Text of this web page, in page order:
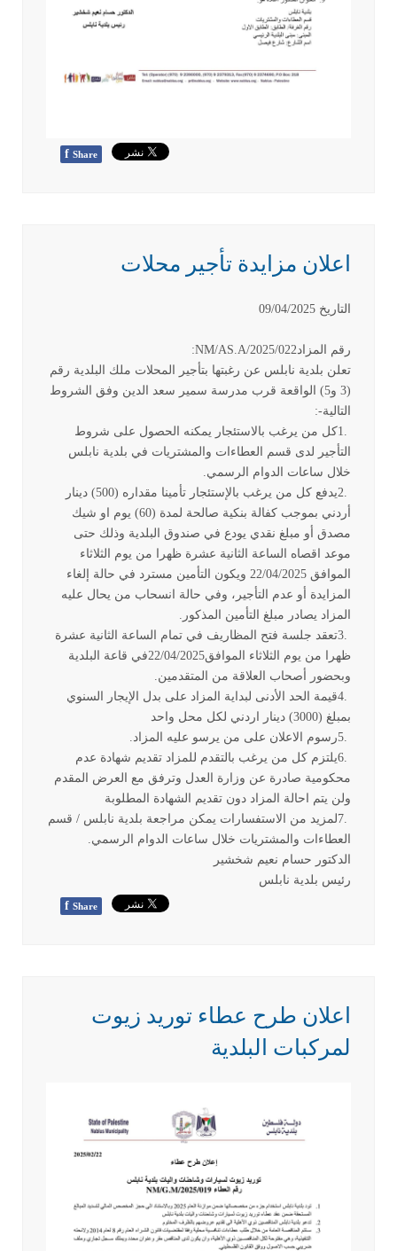
f Share
اعلان مزايدة تأجير محلات
التاريخ 09/04/2025
رقم المزاد :NM/AS.A/2025/022
تعلن بلدية نابلس عن رغبتها بتأجير المحلات ملك البلدية رقم
(3 و5) الواقعة قرب مدرسة سمير سعد الدين وفق الشروط
التالية:-
1.كل من يرغب بالاستئجار يمكنه الحصول على شروط
التأجير لدى قسم العطاءات والمشتريات في بلدية نابلس
خلال ساعات الدوام الرسمي
2.
يدفع كل من يرغب بالإستئجار تأمينا مقداره (500) دينار
أردني بموجب كفالة بنكية صالحة لمدة (60) يوم او شيك
مصدق أو مبلغ نقدي يودع في صندوق البلدية وذلك حتى
موعد اقصاه الساعة الثانية عشرة ظهرا من يوم الثلاثاء
الموافق 22/04/2025 ويكون التأمين مسترد في حالة إلغاء
المزايدة أو عدم التأجير، وفي حالة انسحاب من يحال عليه
المزاد يصادر مبلغ التأمين المذكور
3.تعقد جلسة فتح المظاريف في تمام الساعة الثانية عشرة
ظهرا من يوم الثلاثاء الموافق22/04/2025في قاعة البلدية
وبحضور أصحاب العلاقة من المتقدمين
4.قيمة الحد الأدنى لبداية المزاد على بدل الإيجار السنوي
بمبلغ (3000) دينار اردني لكل محل واحد
5.رسوم الاعلان على من يرسو عليه المزاد
6.يلتزم كل من يرغب بالتقدم للمزاد تقديم شهادة عدم
محكومية صادرة عن وزارة العدل وترفق مع العرض المقدم
ولن يتم احالة المزاد دون تقديم الشهادة المطلوبة
7.لمزيد من الاستفسارات يمكن مراجعة بلدية نابلس / قسم
العطاءات والمشتريات خلال ساعات الدوام الرسمي
الدكتور حسام نعيم شخشير
رئيس بلدية نابلس
f Share
اعلان طرح عطاء توريد زيوت
لمركبات البلدية